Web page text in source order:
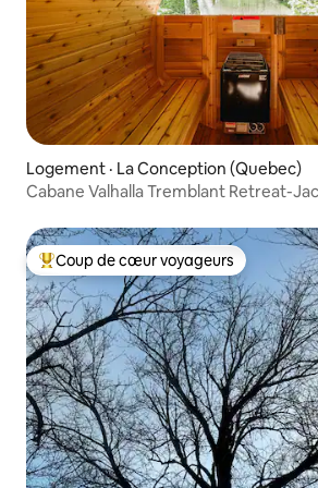
Logement · La Conception (Quebec)
Cabane Valhalla Tremblant Retreat-
Coup de cœur voyageurs parmi les
Coup de cœur voyageurs